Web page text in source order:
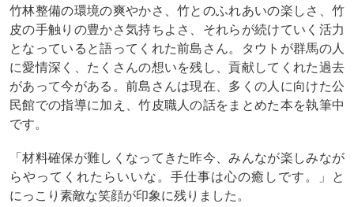
竹林整備の環境の爽やかさ、竹とのふれあいの楽しさ、竹
皮の手触りの豊かさ気持ちよさ、それらが続けていく活力
となっていると語ってくれた前島さん。タウトが群馬の人
に愛情深く、たくさんの想いを残し、貢献してくれた過去
があって今がある。前島さんは現在、多くの人に向けた公
民館での指導に加え、竹皮職人の話をまとめた本を執筆中
です。
「材料確保が難しくなってきた昨今、みんなが楽しみなが
らやってくれたらいいな。手仕事は心の癒しです。」と
にっこり素敵な笑顔が印象に残りました。